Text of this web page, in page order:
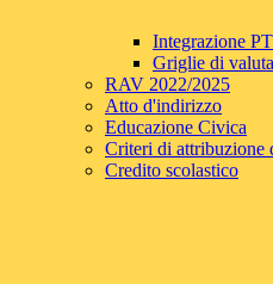
Integrazione
Griglie di
RAV 2022/2025
Atto d'indirizzo
Educazione Civica
Criteri di attribuzione
Credito scolastico